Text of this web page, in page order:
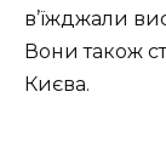
в’їжджали
Вони також
Києва.